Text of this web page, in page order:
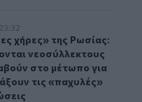
Παντρεύονται
23:32
χήρες» της Ρωσίας:
χήρες» της Ρωσίας:
νεοσύλλεκτους
στο μέτωπο για
τις «παχυλές»